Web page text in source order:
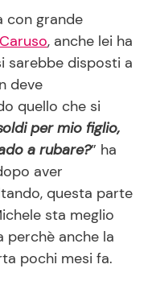
con grande
, anche lei ha
sarebbe disposti a
deve
quello che si
per mio figlio,
a rubare?” ha
aver
questa parte
sta meglio
perchè anche la
pochi mesi fa.